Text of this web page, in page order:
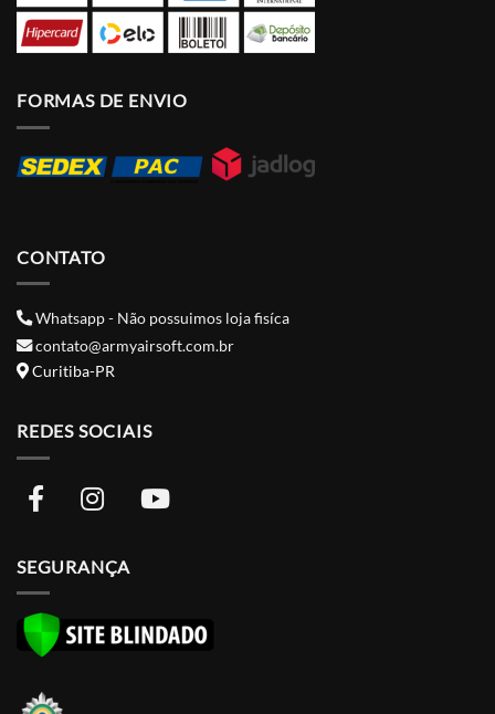
FORMAS DE ENVIO
CONTATO
Whatsapp - Não possuimos loja fisíca
contato@armyairsoft.com.br
Curitiba-PR
REDES SOCIAIS
SEGURANÇA